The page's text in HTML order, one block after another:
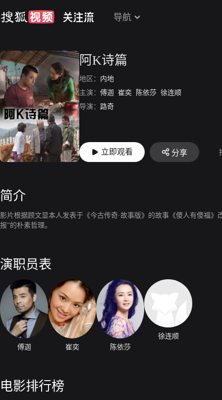
导航
阿K诗篇
地区： 内地
主演： 傅迦 崔奕 陈依莎 徐连顺
导演： 路奇
立即观看 分享
简介
影片根据顾文显本人发表于《今古传奇·故事版》的故事《傻人有傻福
报”的朴素哲理。
演职员表
傅迦 崔奕 陈依莎
徐连顺
电影排行榜